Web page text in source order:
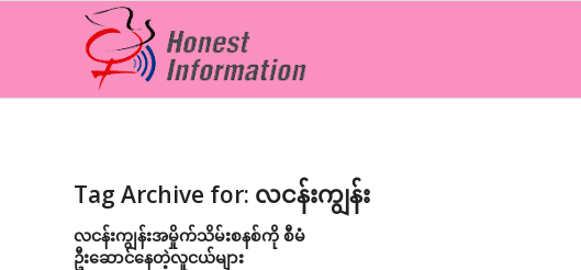
Tag Archive for: လငန်းကျွန်း
လငန်းကျွန်းအမှိုက်သိမ်းစနစ်ကို စီမံ
ဦးဆောင်နေတဲ့လူငယ်များ